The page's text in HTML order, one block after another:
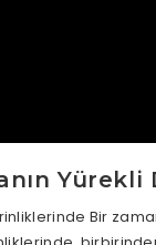
Yürekli
Bir